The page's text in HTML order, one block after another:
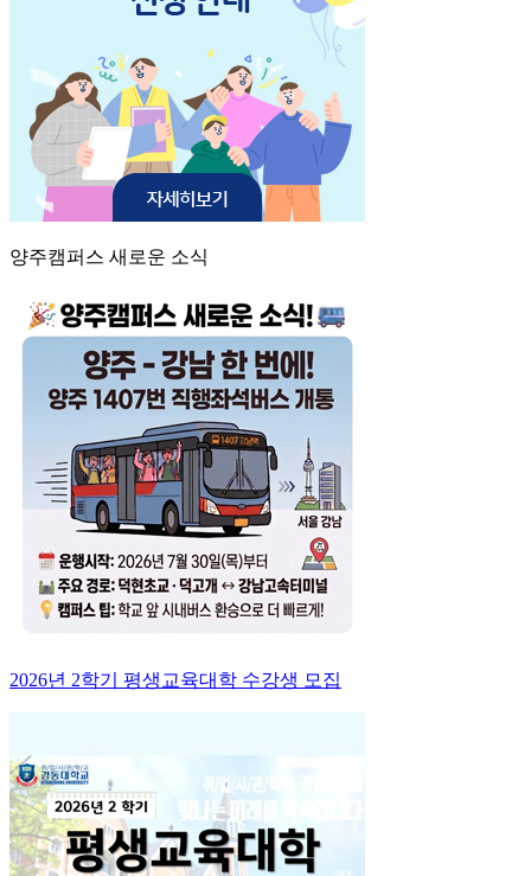
양주캠퍼스 새로운 소식
2026년 2학기 평생교육대학 수강생 모집